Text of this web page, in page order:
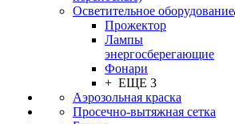
Осветительное оборудование
Прожектор
Лампы
энергосберегающие
Фонари
+ ЕЩЕ 3
Аэрозольная краска
Просечно-вытяжная сетка